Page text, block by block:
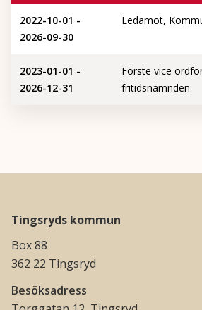
2022-10-01 -
2026-09-30
Ledamot,
2023-01-01 -
2026-12-31
Förste vice
fritidsnämnden
Tingsryds kommun
Box 88
362 22 Tingsryd
Besöksadress